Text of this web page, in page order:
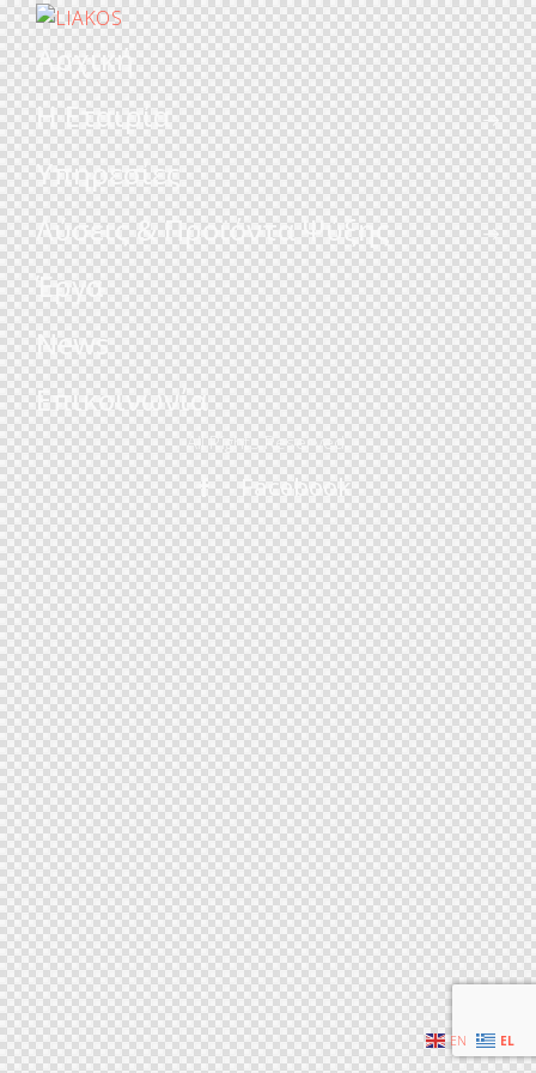
Αρχική
Η Εταιρία
Υπηρεσίες
Λύσεις & Προϊόντα Ψύξης
Έργα
News
Επικοινωνία
All Rights Reserved.
Facebook
EN EL